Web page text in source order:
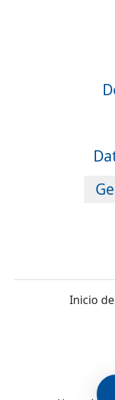
Inicio